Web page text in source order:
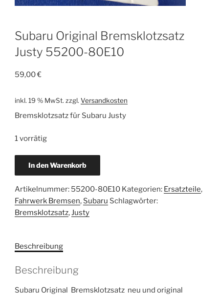
Subaru Original Bremsklotzsatz
Justy 55200-80E10
59,00€
inkl. 19 % MwSt. zzgl. Versandkosten
Bremsklotzsatz für Subaru Justy
1 vorrätig
Subaru
Bremsklotzsatz
Justy
55200-
80E10
In den Warenkorb
Artikelnummer: 55200-80E10 Kategorien: Ersatzteile,
Fahrwerk Bremsen, Subaru Schlagwörter:
Bremsklotzsatz,Justy
Beschreibung
Beschreibung
Subaru Original Bremsklotzsatz neu und original